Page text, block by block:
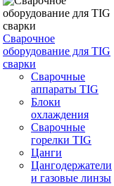
Сварочное
оборудование для TIG
сварки
Сварочные
аппараты TIG
Блоки
охлаждения
Сварочные
горелки TIG
Цанги
Цангодержатели
и газовые линзы